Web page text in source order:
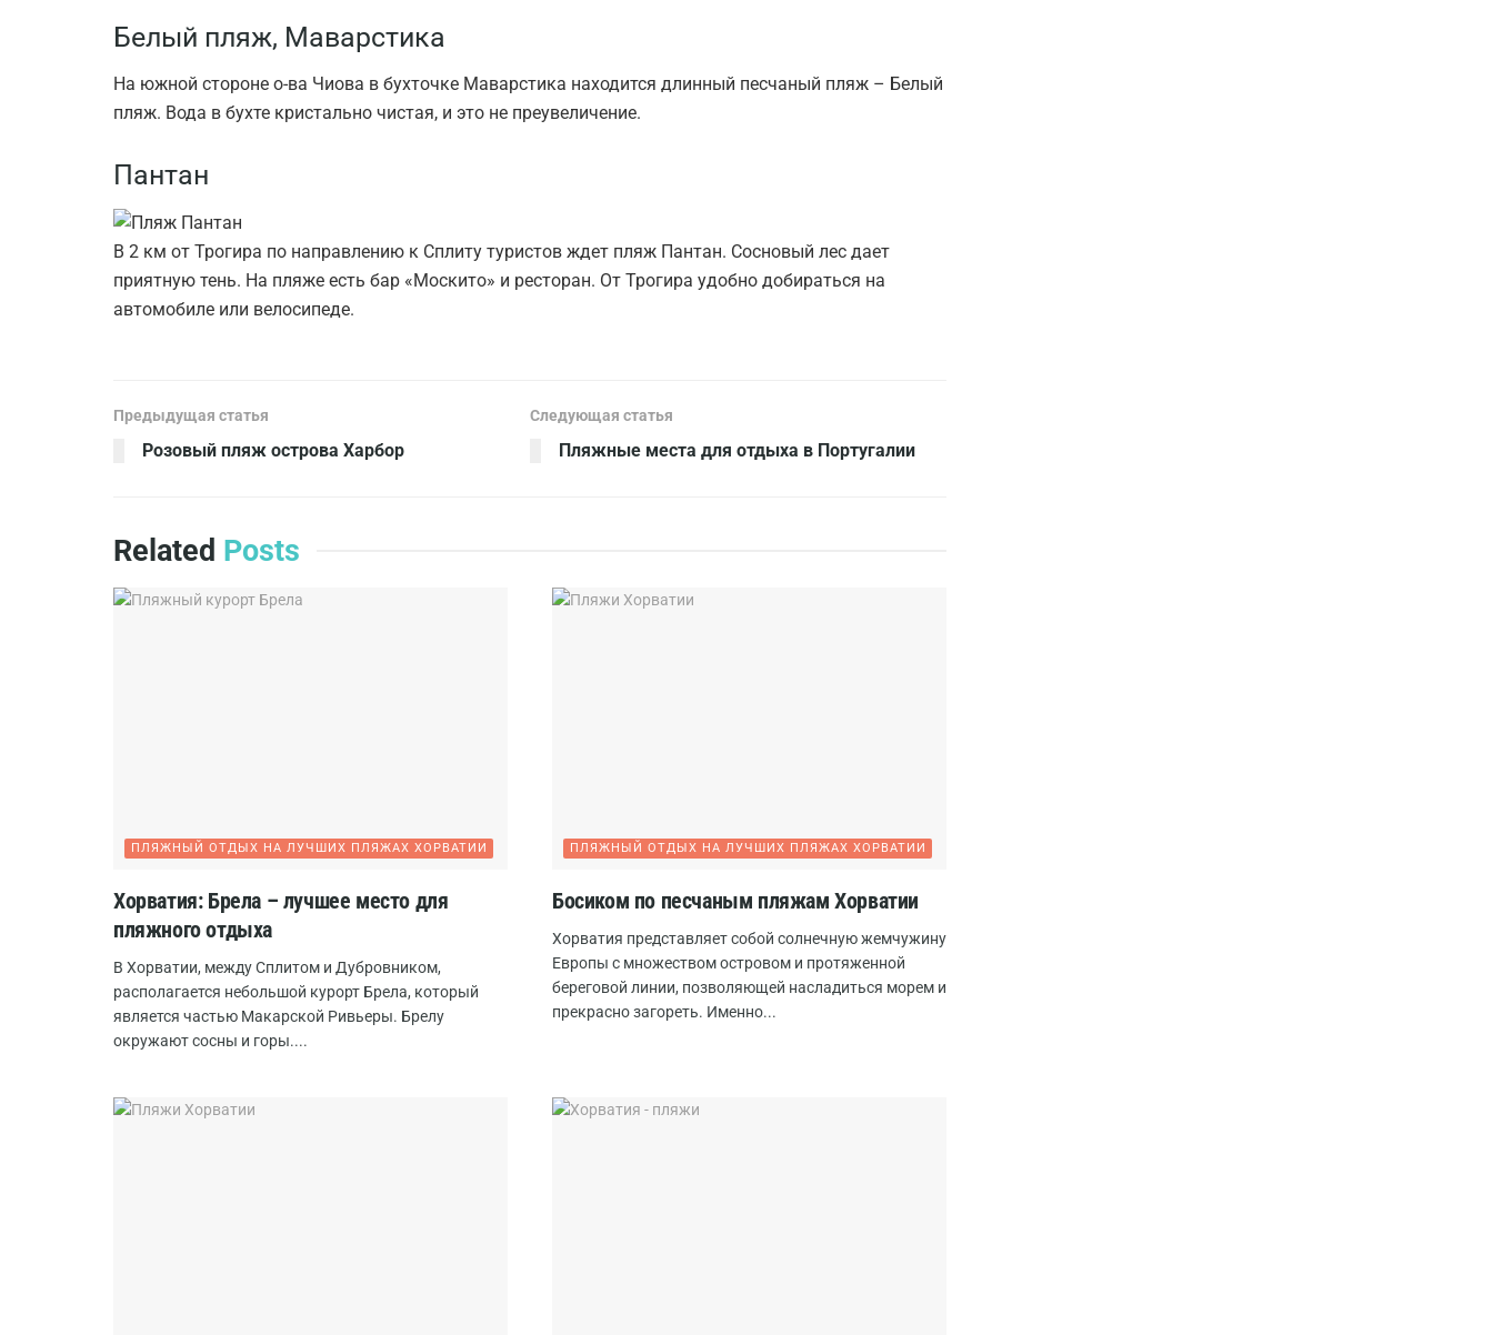
Белый пляж, Маварстика
На южной стороне о-ва Чиова в бухточке Маварстика находится длинный песчаный пляж – Белый
пляж. Вода в бухте кристально чистая, и это не преувеличение.
Пантан
В 2 км от Трогира по направлению к Сплиту туристов ждет пляж Пантан. Сосновый лес дает
приятную тень. На пляже есть бар «Москито» и ресторан. От Трогира удобно добираться на
автомобиле или велосипеде.
Предыдущая статья
Розовый пляж острова Харбор
Следующая статья
Пляжные места для отдыха в Португалии
Related Posts
ПЛЯЖНЫЙ ОТДЫХ НА ЛУЧШИХ ПЛЯЖАХ ХОРВАТИИ
Хорватия: Брела – лучшее место для
пляжного отдыха
В Хорватии, между Сплитом и Дубровником,
располагается небольшой курорт Брела, который
является частью Макарской Ривьеры. Брелу
окружают сосны и горы....
ПЛЯЖНЫЙ ОТДЫХ НА ЛУЧШИХ ПЛЯЖАХ ХОРВАТИИ
Босиком по песчаным пляжам Хорватии
Хорватия представляет собой солнечную жемчужину
Европы с множеством островом и протяженной
береговой линии, позволяющей насладиться морем и
прекрасно загореть. Именно...